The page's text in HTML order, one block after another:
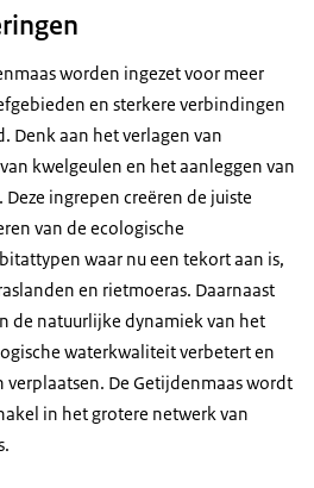
worden ingezet voor meer
en sterkere verbindingen
Denk aan het verlagen van
kwelgeulen en het aanleggen van
ingrepen creëren de juiste
van de ecologische
waar nu een tekort aan is,
en rietmoeras. Daarnaast
de natuurlijke dynamiek van het
waterkwaliteit verbetert en
De Getijdenmaas wordt
in het grotere netwerk van